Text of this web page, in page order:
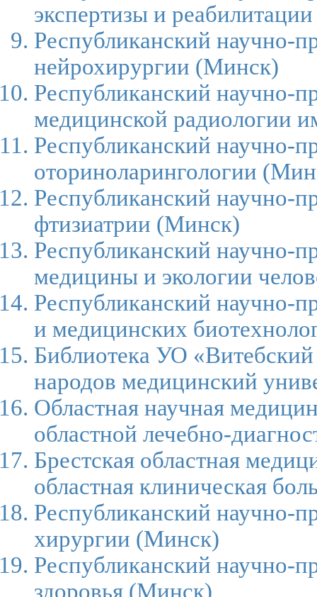
экспертизы и реабилитации
Республиканский научно-
нейрохирургии (Минск)
Республиканский научно-
медицинской радиологии
Республиканский научно-
оториноларингологии
Республиканский научно-
фтизиатрии (Минск)
Республиканский научно-
медицины и экологии
Республиканский научно-
и медицинских
Библиотека УО
народов медицинский
Областная научная
областной лечебно-
Брестская областная
областная клиническая
Республиканский научно-
хирургии (Минск)
Республиканский научно-
здоровья (Минск)